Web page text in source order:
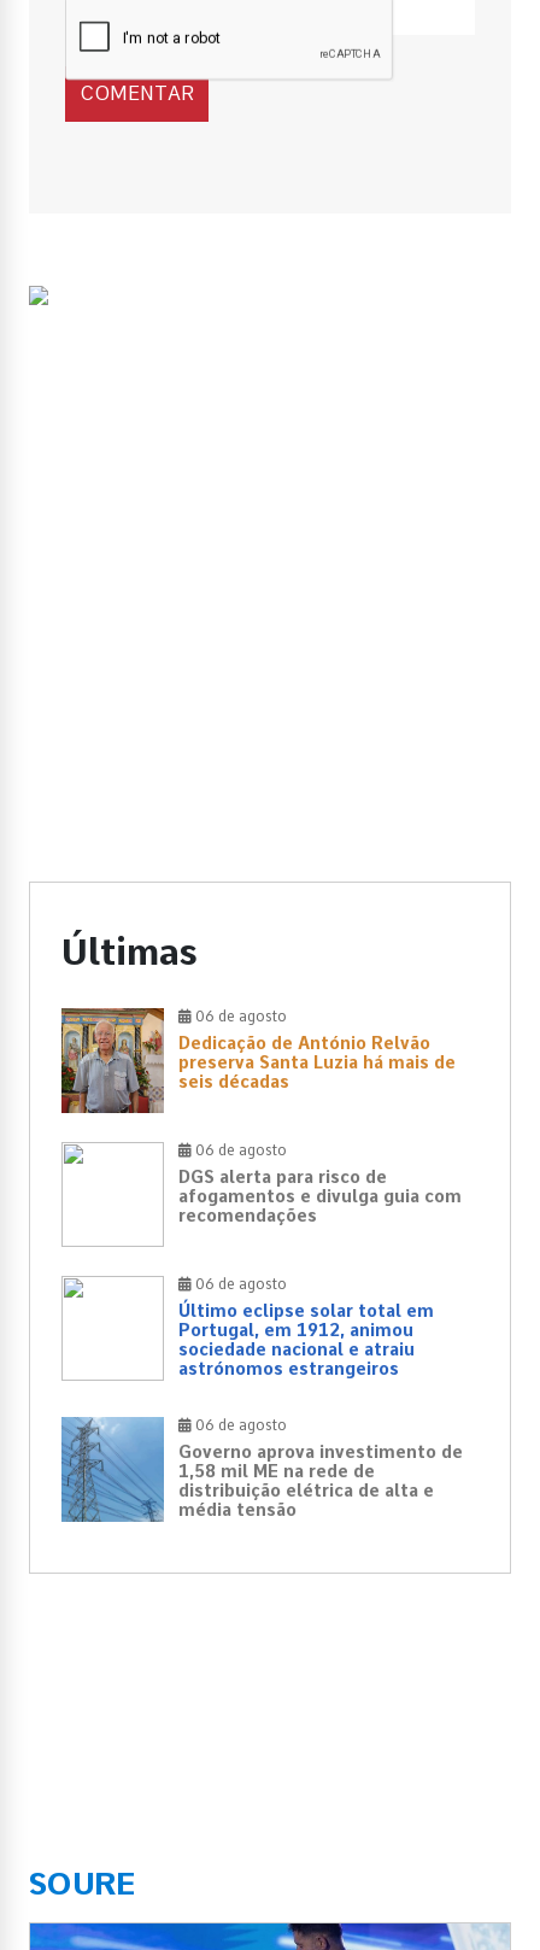
Últimas
06 de agosto
Dedicação de António Relvão
preserva Santa Luzia há mais de
seis décadas
06 de agosto
DGS alerta para risco de
afogamentos e divulga guia com
recomendações
06 de agosto
Último eclipse solar total em
Portugal, em 1912, animou
sociedade nacional e atraiu
astrónomos estrangeiros
06 de agosto
Governo aprova investimento de
1,58 mil ME na rede de
distribuição elétrica de alta e
média tensão
SOURE